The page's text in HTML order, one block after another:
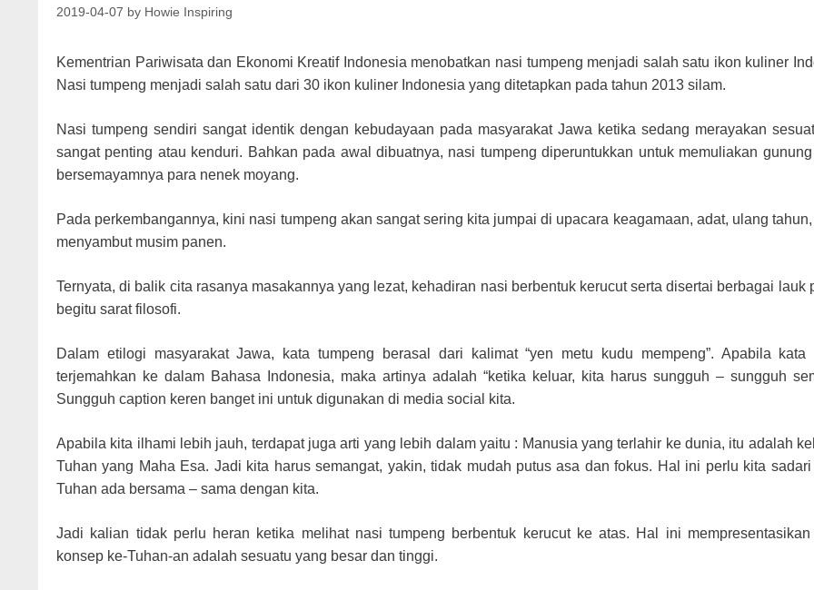
2019-04-07 by Howie Inspiring
Kementrian Pariwisata dan Ekonomi Kreatif Indonesia menobatkan nasi tumpeng menjadi salah satu ikon kuliner
Nasi tumpeng menjadi salah satu dari 30 ikon kuliner Indonesia yang ditetapkan pada tahun 2013 silam.
Nasi tumpeng sendiri sangat identik dengan kebudayaan pada masyarakat Jawa ketika sedang merayakan
sangat penting atau kenduri. Bahkan pada awal dibuatnya, nasi tumpeng diperuntukkan untuk memuliakan
bersemayamnya para nenek moyang.
Pada perkembangannya, kini nasi tumpeng akan sangat sering kita jumpai di upacara keagamaan, adat, ulang
menyambut musim panen.
Ternyata, di balik cita rasanya masakannya yang lezat, kehadiran nasi berbentuk kerucut serta disertai berbagai lauk
begitu sarat filosofi.
Dalam etilogi masyarakat Jawa, kata tumpeng berasal dari kalimat “yen metu kudu mempeng”. Apabila
terjemahkan ke dalam Bahasa Indonesia, maka artinya adalah “ketika keluar, kita harus sungguh – sungguh
Sungguh caption keren banget ini untuk digunakan di media social kita.
Apabila kita ilhami lebih jauh, terdapat juga arti yang lebih dalam yaitu : Manusia yang terlahir ke dunia, itu adalah
Tuhan yang Maha Esa. Jadi kita harus semangat, yakin, tidak mudah putus asa dan fokus. Hal ini perlu kita sadari
Tuhan ada bersama – sama dengan kita.
Jadi kalian tidak perlu heran ketika melihat nasi tumpeng berbentuk kerucut ke atas. Hal ini mempresentasikan
konsep ke-Tuhan-an adalah sesuatu yang besar dan tinggi.